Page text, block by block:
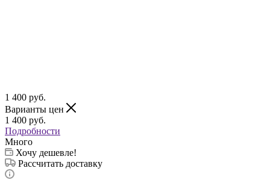
1 400 руб.
Варианты цен
1 400 руб.
Подробности
Много
Хочу дешевле!
Рассчитать доставку